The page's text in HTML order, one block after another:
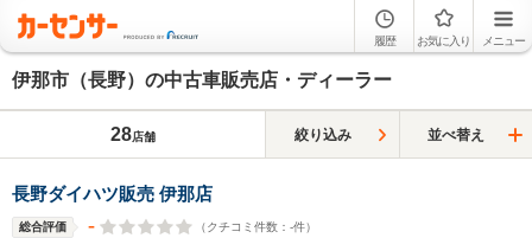
履歴 お気に入り メニュー
伊那市（長野）の中古車販売店・ディーラー
28店舗 絞り込み 並べ替え
長野ダイハツ販売 伊那店
総合評価 - （クチコミ件数： -件）